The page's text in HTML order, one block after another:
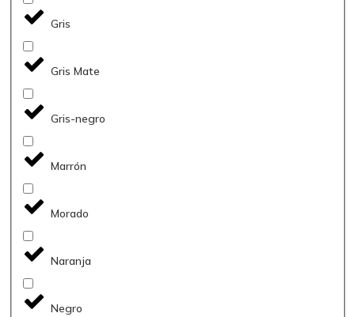
Gris
Gris Mate
Gris-negro
Marrón
Morado
Naranja
Negro